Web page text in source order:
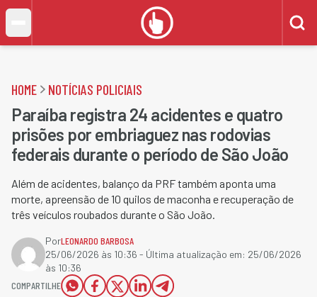
HOME NOTÍCIAS POLICIAIS
Paraíba registra 24 acidentes e quatro
prisões por embriaguez nas rodovias
federais durante o período de São João
Além de acidentes, balanço da PRF também aponta uma
morte, apreensão de 10 quilos de maconha e recuperação de
três veículos roubados durante o São João.
PorLEONARDO BARBOSA
25/06/2026 às 10:36 - Última atualização em: 25/06/2026
às 10:36
COMPARTILHE